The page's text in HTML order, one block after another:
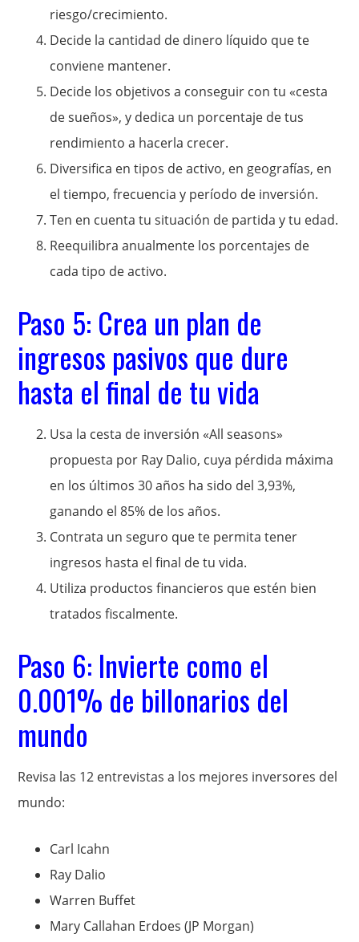
riesgo/crecimiento.
Decide la cantidad de dinero líquido que te
conviene mantener.
Decide los objetivos a conseguir con tu «cesta
de sueños», y dedica un porcentaje de tus
rendimiento a hacerla crecer.
Diversifica en tipos de activo, en geografías, en
el tiempo, frecuencia y período de inversión.
Ten en cuenta tu situación de partida y tu edad.
Reequilibra anualmente los porcentajes de
cada tipo de activo.
Paso 5: Crea un plan de
ingresos pasivos que dure
hasta el final de tu vida
Usa la cesta de inversión «All seasons»
propuesta por Ray Dalio, cuya pérdida máxima
en los últimos 30 años ha sido del 3,93%,
ganando el 85% de los años.
Contrata un seguro que te permita tener
ingresos hasta el final de tu vida.
Utiliza productos financieros que estén bien
tratados fiscalmente.
Paso 6: Invierte como el
0.001% de billonarios del
mundo
Revisa las 12 entrevistas a los mejores inversores del
mundo:
Carl Icahn
Ray Dalio
Warren Buffet
Mary Callahan Erdoes (JP Morgan)